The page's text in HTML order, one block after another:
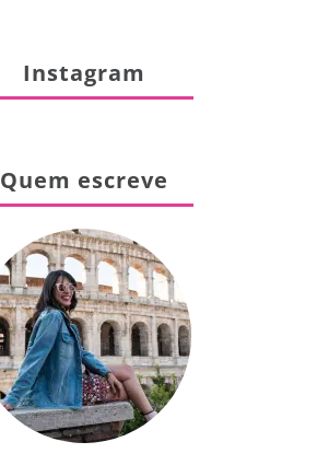
Instagram
Quem escreve